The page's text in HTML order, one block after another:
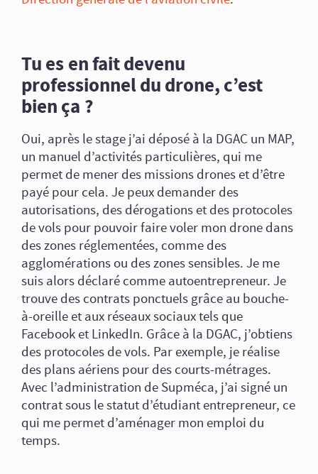
Tu es en fait devenu
professionnel du drone, c’est
bien ça ?
Oui, après le stage j’ai déposé à la DGAC un MAP,
un manuel d’activités particulières, qui me
permet de mener des missions drones et d’être
payé pour cela. Je peux demander des
autorisations, des dérogations et des protocoles
de vols pour pouvoir faire voler mon drone dans
des zones réglementées, comme des
agglomérations ou des zones sensibles. Je me
suis alors déclaré comme autoentrepreneur. Je
trouve des contrats ponctuels grâce au bouche-
à-oreille et aux réseaux sociaux tels que
Facebook et LinkedIn. Grâce à la DGAC, j’obtiens
des protocoles de vols. Par exemple, je réalise
des plans aériens pour des courts-métrages.
Avec l’administration de Supméca, j’ai signé un
contrat sous le statut d’étudiant entrepreneur, ce
qui me permet d’aménager mon emploi du
temps.